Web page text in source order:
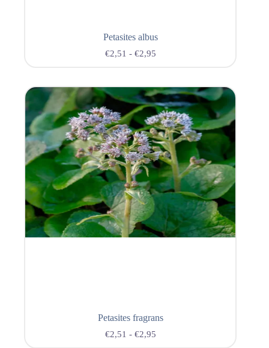
Petasites albus
€2,51 - €2,95
Petasites fragrans
€2,51 - €2,95